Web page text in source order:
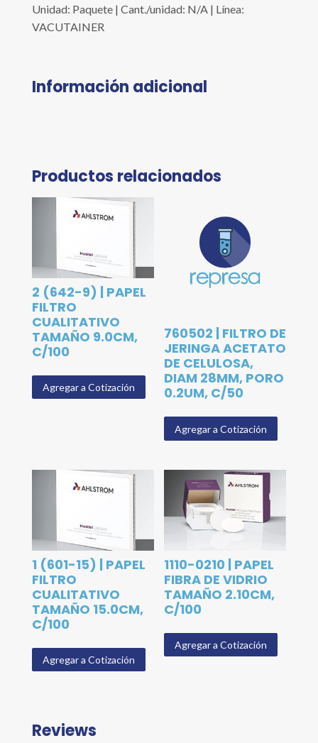
Unidad: Paquete | Cant./unidad: N/A | Línea:
VACUTAINER
Información adicional
Productos relacionados
2 (642-9) | PAPEL
FILTRO
CUALITATIVO
TAMAÑO 9.0CM,
C/100
Agregar a Cotización
760502 | FILTRO DE
JERINGA ACETATO
DE CELULOSA,
DIAM 28MM, PORO
0.2UM, C/50
Agregar a Cotización
1 (601-15) | PAPEL
FILTRO
CUALITATIVO
TAMAÑO 15.0CM,
C/100
Agregar a Cotización
1110-0210 | PAPEL
FIBRA DE VIDRIO
TAMAÑO 2.10CM,
C/100
Agregar a Cotización
Reviews